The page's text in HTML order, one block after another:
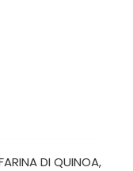
DI QUINOA,